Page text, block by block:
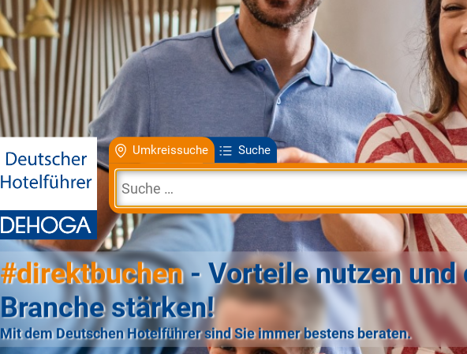
Umkreissuche Suche
#direktbuchen- Vorteile nutzen und
Branche stärken!
Mit dem Deutschen Hotelführer sind Sie immer bestens beraten.